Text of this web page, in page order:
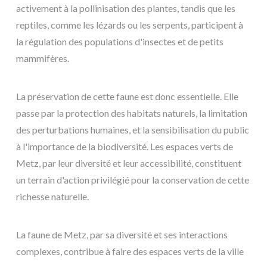
activement à la pollinisation des plantes, tandis que les
reptiles, comme les lézards ou les serpents, participent à
la régulation des populations d'insectes et de petits
mammifères.
La préservation de cette faune est donc essentielle. Elle
passe par la protection des habitats naturels, la limitation
des perturbations humaines, et la sensibilisation du public
à l'importance de la biodiversité. Les espaces verts de
Metz, par leur diversité et leur accessibilité, constituent
un terrain d'action privilégié pour la conservation de cette
richesse naturelle.
La faune de Metz, par sa diversité et ses interactions
complexes, contribue à faire des espaces verts de la ville